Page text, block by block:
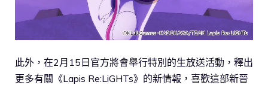
此外，在2月15日官方將會舉行特別的生放送活動，釋出
更多有關《Lapis Re:LiGHTs》的新情報，喜歡這部新晉